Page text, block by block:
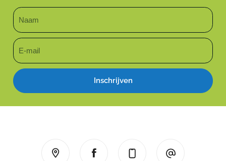
Inschrijven